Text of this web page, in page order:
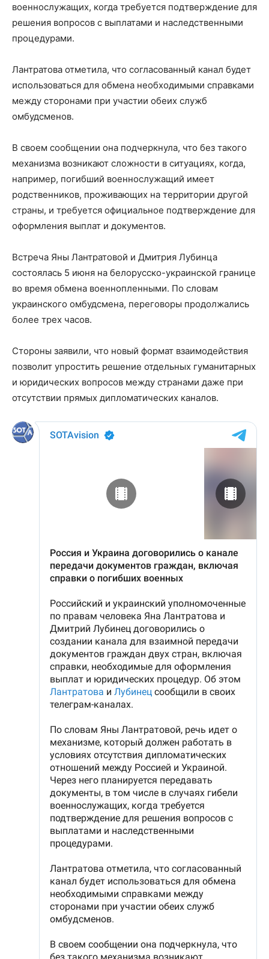
военнослужащих, когда требуется подтверждение для
решения вопросов с выплатами и наследственными
процедурами.
Лантратова отметила, что согласованный канал будет
использоваться для обмена необходимыми справками
между сторонами при участии обеих служб
омбудсменов.
В своем сообщении она подчеркнула, что без такого
механизма возникают сложности в ситуациях, когда,
например, погибший военнослужащий имеет
родственников, проживающих на территории другой
страны, и требуется официальное подтверждение для
оформления выплат и документов.
Встреча Яны Лантратовой и Дмитрия Лубинца
состоялась 5 июня на белорусско-украинской границе
во время обмена военнопленными. По словам
украинского омбудсмена, переговоры продолжались
более трех часов.
Стороны заявили, что новый формат взаимодействия
позволит упростить решение отдельных гуманитарных
и юридических вопросов между странами даже при
отсутствии прямых дипломатических каналов.